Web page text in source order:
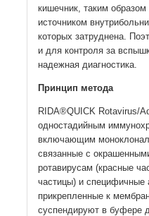
кишечник, таким
источником
которых затруднена.
и для контроля за
надежная диагностика.
Принцип метода
RIDA®QUICK Rotavirus/
одностадийным
включающим
связанные с
ротавирусам (красные
частицы) и специфичные
прикрепленные к
суспендируют в буфере